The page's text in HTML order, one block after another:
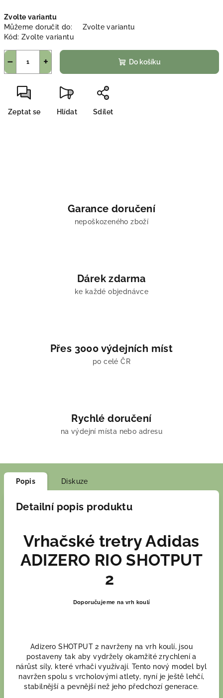
cena:
Zvolte variantu
Můžeme doručit do:
Zvolte variantu
Kód: Zvolte variantu
+
− Do košíku
Zeptat se Hlídat Sdílet
Garance doručení
nepoškozeného zboží
Dárek zdarma
ke každé objednávce
Přes 3000 výdejních míst
po celé ČR
Rychlé doručení
na výdejní místa nebo adresu
Popis Diskuze
Detailní popis produktu
Vrhačské tretry Adidas
ADIZERO RIO SHOTPUT
2
Doporučujeme na vrh koulí
Adizero SHOTPUT 2 navrženy na vrh koulí, jsou
postaveny tak aby vydržely okamžité zrychlení a
nárůst síly, které vrhači využívají. Tento nový model byl
navržen spolu s vrcholovými atlety, nyní je ještě lehčí,
stabilnější a pevnější než jeho předchozí generace.